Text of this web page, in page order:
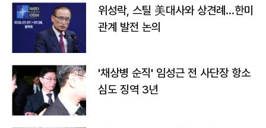
위성락, 스틸 美대사와 상견례…한미
관계 발전 논의
'채상병 순직' 임성근 전 사단장 항소
심도 징역 3년